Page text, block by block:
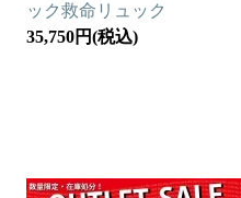
ック救命リュック
35,750円(税込)